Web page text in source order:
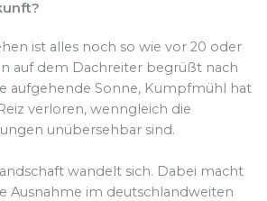
ist alles noch so wie vor 20 oder
auf dem Dachreiter begrüßt nach
aufgehende Sonne, Kumpfmühl hat
verloren, wenngleich die
unübersehbar sind.
wandelt sich. Dabei macht
Ausnahme im deutschlandweiten